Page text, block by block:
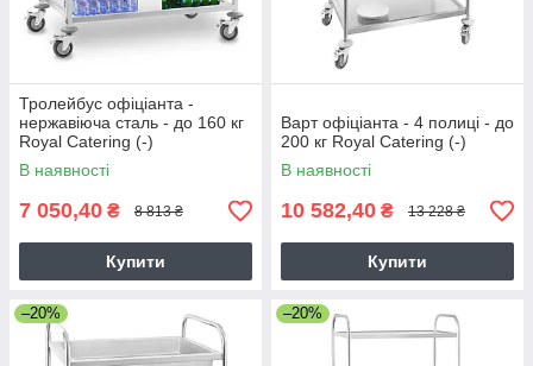
Тролейбус офіціанта -
нержавіюча сталь - до 160 кг
Royal Catering (-)
В наявності
7 050,40 ₴ 8 813 ₴
Купити
Варт офіціанта - 4 полиці - до
200 кг Royal Catering (-)
В наявності
10 582,40 ₴ 13 228 ₴
Купити
–20% –20%